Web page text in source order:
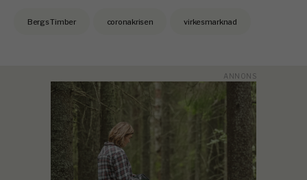
Bergs Timber coronakrisen virkesmarknad